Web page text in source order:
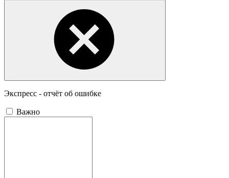
Экспресс - отчёт об ошибке
Важно